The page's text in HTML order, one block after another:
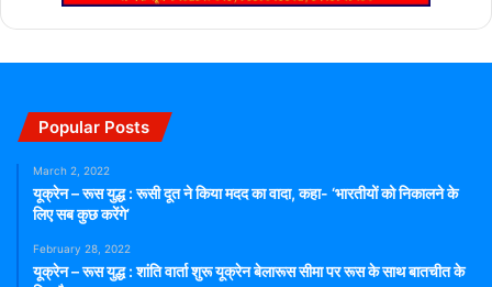
Popular Posts
March 2, 2022
यूक्रेन – रूस युद्ध : रूसी दूत ने किया मदद का वादा, कहा- ‘भारतीयों को निकालने के
लिए सब कुछ करेंगे’
February 28, 2022
यूक्रेन – रूस युद्ध : शांति वार्ता शुरू यूक्रेन बेलारूस सीमा पर रूस के साथ बातचीत के